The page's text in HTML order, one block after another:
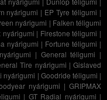
nyárigumi | EP Tyre téligumi |
nyárigumi | Falken téligumi
nyárigumi | Firestone téligumi |
nyárigumi | Fortune téligumi |
| General téligumi |
Tire nyárigumi |Gislaved
nyárigumi | Goodride téligumi |
nyárigumi | GRIPMAX
| GT Radial nyárigumi |